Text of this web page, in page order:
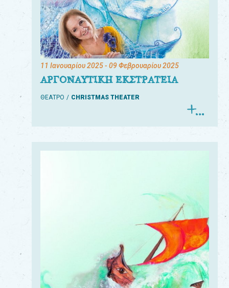
11 Ιανουαρίου 2025- 09 Φεβρουαρίου 2025
ΑΡΓΟΝΑΥΤΙΚΗ ΕΚΣΤΡΑΤΕΙΑ
ΘΕΑΤΡΟ CHRISTMAS THEATER